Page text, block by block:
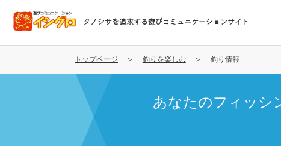
コ
テ
タノシサを追求する遊びコミュニケーションサイト
トップページ 釣りを楽しむ 釣り情報
あなたのフィッシ